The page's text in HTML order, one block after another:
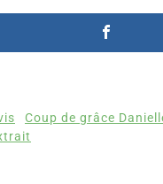
Coup de grâce